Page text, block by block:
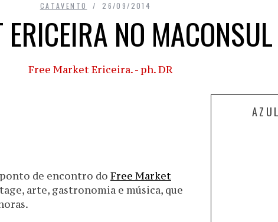
CATAVENTO 26/09/2014
ERICEIRA NO
ponto de encontro do Free Market
arte, gastronomia e música, que